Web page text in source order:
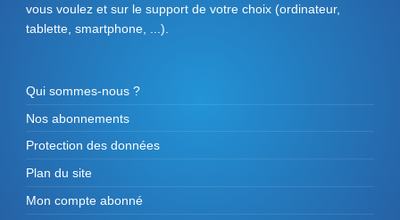
vous voulez et sur le support de votre choix (ordinateur,
tablette, smartphone, ...).
Qui sommes-nous ?
Nos abonnements
Protection des données
Plan du site
Mon compte abonné